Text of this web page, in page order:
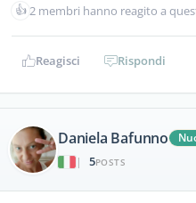
👍2 membri hanno reagito a
Reagisci Rispondi
Daniela Bafunno
|
5POSTS